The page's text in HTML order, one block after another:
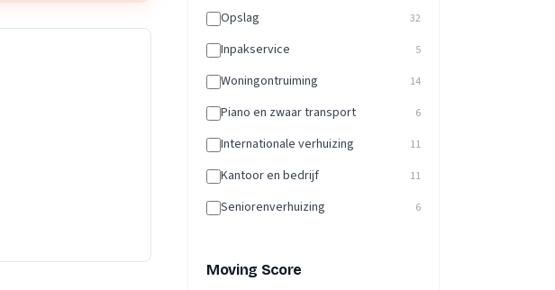
Opslag 32
Inpakservice 5
Woningontruiming 14
Piano en zwaar transport 6
Internationale verhuizing 11
Kantoor en bedrijf 11
Seniorenverhuizing 6
Moving Score